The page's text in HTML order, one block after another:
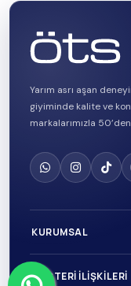
Yarım asrı aşan
giyiminde kalite ve
markalarımızla
KURUMSAL
MÜŞTERI İLIŞKILERI